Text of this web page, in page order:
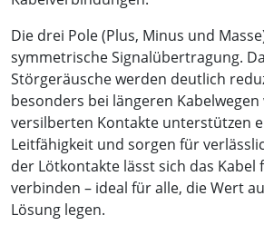
Die drei Pole (Plus, Minus und
symmetrische Signalübertragung.
Störgeräusche werden deutlich
besonders bei längeren
versilberten Kontakte unterstützen
Leitfähigkeit und sorgen für
der Lötkontakte lässt sich das
verbinden – ideal für alle, die Wert
Lösung legen.